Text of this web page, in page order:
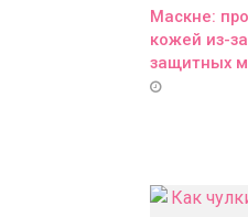
Маскне:
кожей из-за
защитных